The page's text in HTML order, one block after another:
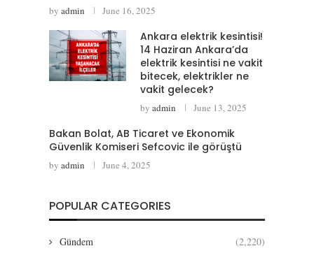
by admin June 16, 2025
Ankara elektrik kesintisi!
14 Haziran Ankara’da
elektrik kesintisi ne vakit
bitecek, elektrikler ne
vakit gelecek?
by admin June 13, 2025
Bakan Bolat, AB Ticaret ve Ekonomik
Güvenlik Komiseri Sefcovic ile görüştü
by admin June 4, 2025
POPULAR CATEGORIES
Gündem
(2,220)